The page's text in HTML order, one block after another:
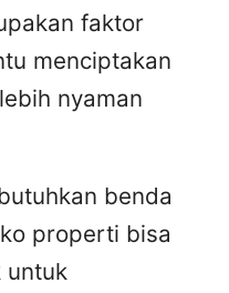
faktor
menciptakan
nyaman
benda
properti bisa
untuk